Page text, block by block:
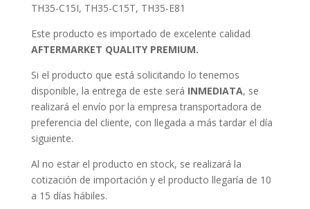
TH35-C15I, TH35-C15T, TH35-E81
Este producto es importado de excelente calidad
AFTERMARKET QUALITY PREMIUM.
Si el producto que está solicitando lo tenemos
disponible, la entrega de este será INMEDIATA, se
realizará el envío por la empresa transportadora de
preferencia del cliente, con llegada a más tardar el día
siguiente.
Al no estar el producto en stock, se realizará la
cotización de importación y el producto llegaría de 10
a 15 días hábiles.